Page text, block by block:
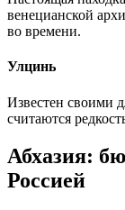
венецианской
во времени.
Улцинь
Известен своими
считаются
Абхазия:
Россией